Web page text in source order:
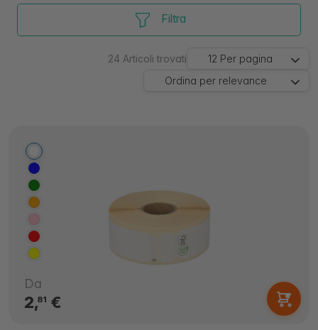
Filtra
24 Articoli trovati 12 Per pagina
Ordina per relevance
Da
2,81 €